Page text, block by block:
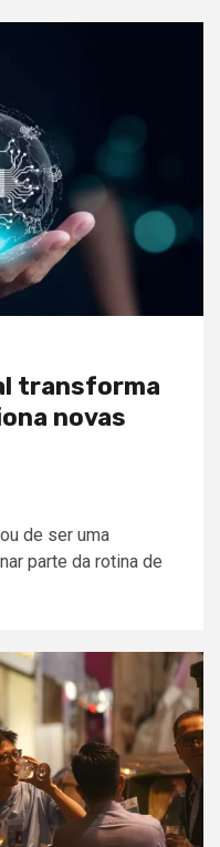
transforma
novas
de ser uma
parte da rotina de